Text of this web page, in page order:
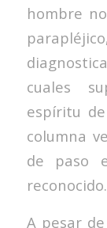
hombre
cuales
espíritu
columna
de paso
reconocido.
A pesar